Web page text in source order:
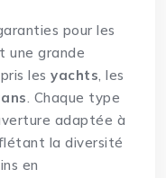
pour les
une grande
lesyachts, les
. Chaque type
adaptée à
la diversité
en